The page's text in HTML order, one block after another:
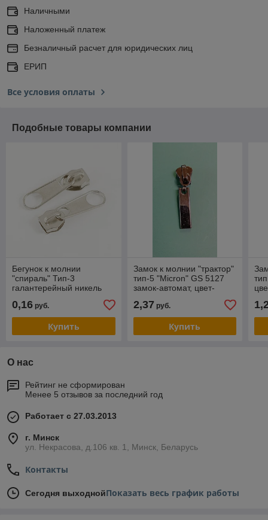
Наличными
Наложенный платеж
Безналичный расчет для юридических лиц
ЕРИП
Все условия оплаты
Подобные товары компании
Бегунок к молнии
"спираль" Тип-3
галантерейный никель
0,16 руб.
Купить
Замок к молнии "трактор"
тип-5 "Micron" GS 5127
замок-автомат, цвет-
2,37 руб.
Купить
О нас
Рейтинг не сформирован
Менее 5 отзывов за последний год
Работает с 27.03.2013
г. Минск
ул. Некрасова, д.106 кв. 1, Минск, Беларусь
Контакты
Сегодня выходнойПоказать весь график работы